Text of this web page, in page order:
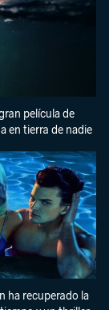
película de
en tierra de nadie
ha recuperado la